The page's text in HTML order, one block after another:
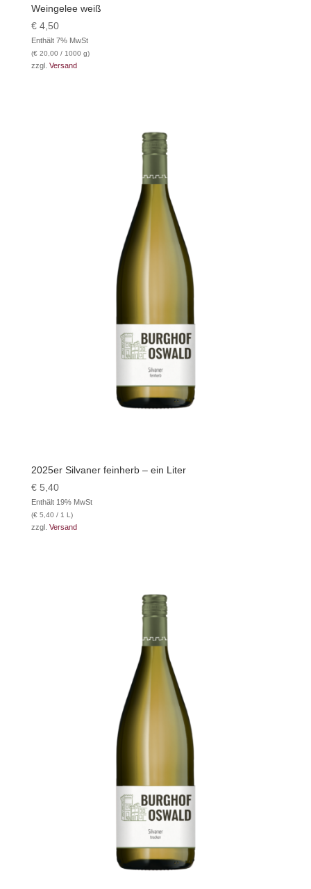
Weingelee weiß
€4,50
Enthält 7% MwSt
(€20,00 / 1000 g)
zzgl. Versand
2025er Silvaner feinherb – ein Liter
€5,40
Enthält 19% MwSt
(€5,40 / 1 L)
zzgl. Versand